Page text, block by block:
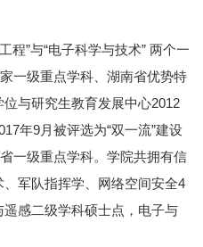
程”与“电子科学与技术” 两个一
一级重点学科、湖南省优势特
与研究生教育发展中心2012
年9月被评选为“双一流”建设
一级重点学科。学院共拥有信
军队指挥学、网络空间安全4
感二级学科硕士点，电子与